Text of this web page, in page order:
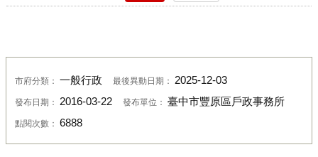
市府分類： 一般行政 最後異動日期： 2025-12-03
發布日期： 2016-03-22 發布單位： 臺中市豐原區戶政事務所
點閱次數： 6888